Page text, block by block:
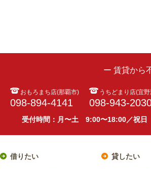
ー 賃貸から
おもろまち店(那覇市)
098-894-4141
うちどまり店(宜
098-943-
受付時間：月〜土 9:00〜18:00／祝
借りたい 貸したい